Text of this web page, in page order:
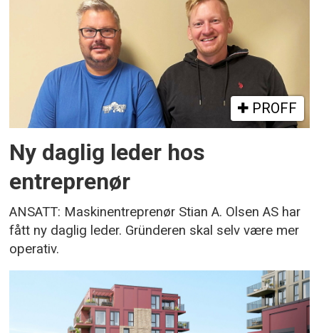
PROFF
Ny daglig leder hos
entreprenør
ANSATT: Maskinentreprenør Stian A. Olsen AS har
fått ny daglig leder. Gründeren skal selv være mer
operativ.